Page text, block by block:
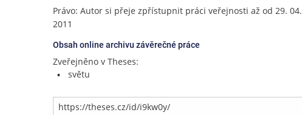
Právo: Autor si přeje zpřístupnit práci veřejnosti až od 29. 04.
2011
Obsah online archivu závěrečné práce
Zveřejněno v Theses:
světu